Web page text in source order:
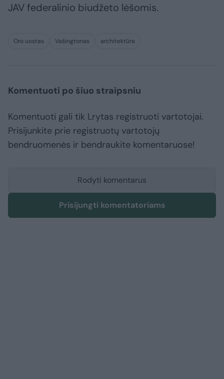
JAV federalinio biudžeto lėšomis.
Oro uostas Vašingtonas architektūra
Komentuoti po šiuo straipsniu
Komentuoti gali tik Lrytas registruoti vartotojai.
Prisijunkite prie registruotų vartotojų
bendruomenės ir bendraukite komentaruose!
Rodyti komentarus
Prisijungti komentatoriams